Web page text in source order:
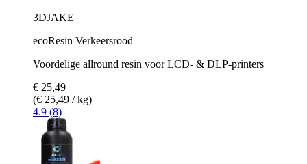
3DJAKE
ecoResin Verkeersrood
Voordelige allround resin voor LCD- & DLP-printers
€ 25,49
(€ 25,49 / kg)
4.9 (8)